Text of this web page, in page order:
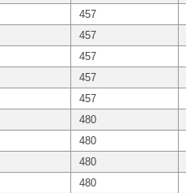
457
457
457
457
457
480
480
480
480